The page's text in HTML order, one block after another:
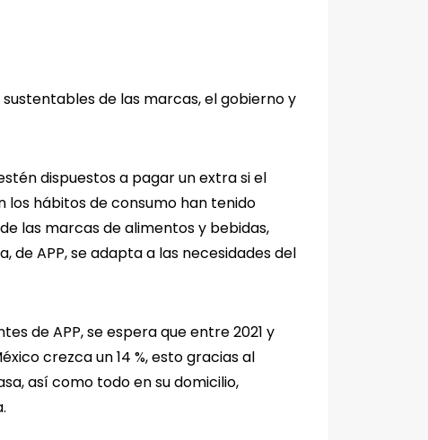
de las marcas, el gobierno y
dispuestos a pagar un extra si el
los hábitos de consumo han tenido
las marcas de alimentos y bebidas,
de APP, se adapta a las necesidades del
de APP, se espera que entre 2021 y
crezca un 14 %, esto gracias al
así como todo en su domicilio,